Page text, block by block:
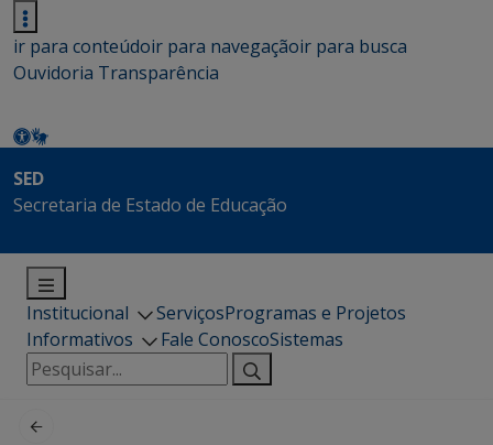
ir para conteúdoir para navegaçãoir para busca
Ouvidoria Transparência
SED
Secretaria de Estado de Educação
Institucional ServiçosProgramas e Projetos
Informativos
Fale ConoscoSistemas
Pesquisar
por: